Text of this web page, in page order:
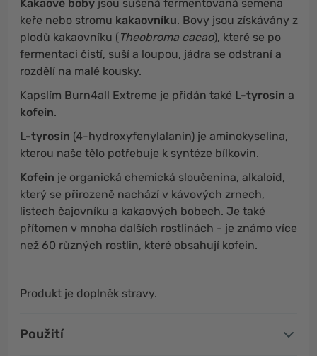
Kakaové boby jsou sušená fermentovaná semena
keře nebo stromu kakaovníku. Bovy jsou získávány z
plodů kakaovníku (Theobroma cacao), které se po
fermentaci čistí, suší a loupou, jádra se odstraní a
rozdělí na malé kousky.
Kapslím Burn4all Extreme je přidán také L-tyrosin a
kofein.
L-tyrosin (4-hydroxyfenylalanin) je aminokyselina,
kterou naše tělo potřebuje k syntéze bílkovin.
Kofein je organická chemická sloučenina, alkaloid,
který se přirozeně nachází v kávových zrnech,
listech čajovníku a kakaových bobech. Je také
přítomen v mnoha dalších rostlinách - je známo více
než 60 různých rostlin, které obsahují kofein.
Produkt je doplněk stravy.
Použití